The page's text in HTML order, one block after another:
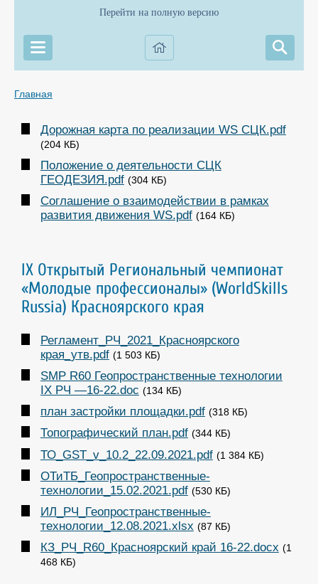
Перейти на полную версию
Главная
Дорожная карта по реализации WS СЦК.pdf
(204 КБ)
Положение о деятельности СЦК
ГЕОДЕЗИЯ.pdf (304 КБ)
Соглашение о взаимодействии в рамках
развития движения WS.pdf (164 КБ)
IX Открытый Региональный чемпионат
«Молодые профессионалы» (WorldSkills
Russia) Красноярского края
Регламент_РЧ_2021_Красноярского
края_утв.pdf (1 503 КБ)
SMP R60 Геопространственные технологии
IX РЧ —16-22.doc (134 КБ)
план застройки площадки.pdf (318 КБ)
Топографический план.pdf (344 КБ)
ТО_GST_v_10.2_22.09.2021.pdf (1 384 КБ)
ОТиТБ_Геопространственные-
технологии_15.02.2021.pdf (530 КБ)
ИЛ_РЧ_Геопространственные-
технологии_12.08.2021.xlsx (87 КБ)
КЗ_РЧ_R60_Красноярский край 16-22.docx (1
468 КБ)